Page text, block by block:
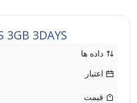
3GB 3DAYS
داده ها
اعتبار
قیمت